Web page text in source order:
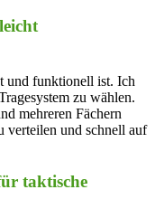
und funktionell ist. Ich
zu wählen.
mehreren Fächern
verteilen und schnell auf
taktische